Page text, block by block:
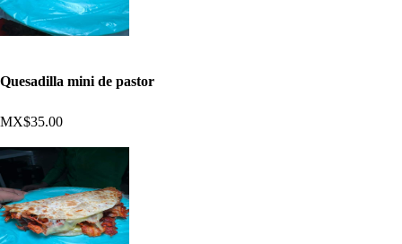
Quesadilla mini de pastor
MX$35.00